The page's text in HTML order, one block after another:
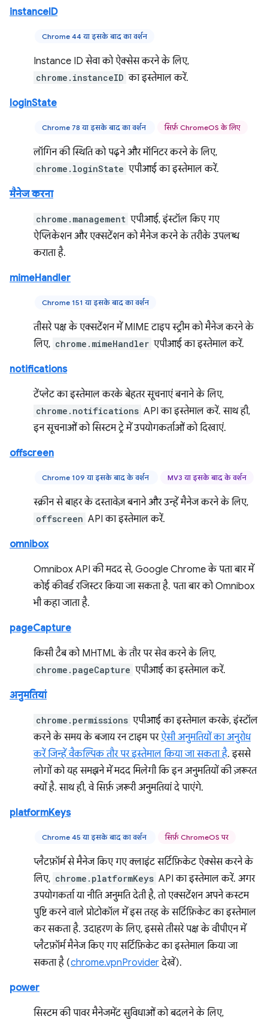
instanceID
Chrome 44 या इसके बाद का वर्शन
Instance ID सेवा को ऐक्सेस करने के लिए,
chrome.instanceID का इस्तेमाल करें.
loginState
Chrome 78 या इसके बाद का वर्शन सिर्फ़ ChromeOS के लिए
लॉगिन की स्थिति को पढ़ने और मॉनिटर करने के लिए,
chrome.loginState एपीआई का इस्तेमाल करें.
मैनेज करना
chrome.management एपीआई, इंस्टॉल किए गए
ऐप्लिकेशन और एक्सटेंशन को मैनेज करने के तरीके उपलब्ध
कराता है.
mimeHandler
Chrome 151 या इसके बाद का वर्शन
तीसरे पक्ष के एक्सटेंशन में MIME टाइप स्ट्रीम को मैनेज करने के
लिए, chrome.mimeHandler एपीआई का इस्तेमाल करें.
notifications
टेंप्लेट का इस्तेमाल करके बेहतर सूचनाएं बनाने के लिए,
chrome.notifications API का इस्तेमाल करें. साथ ही,
इन सूचनाओं को सिस्टम ट्रे में उपयोगकर्ताओं को दिखाएं.
offscreen
Chrome 109 या इसके बाद के वर्शन MV3 या इसके बाद के वर्शन
स्क्रीन से बाहर के दस्तावेज़ बनाने और उन्हें मैनेज करने के लिए,
offscreen API का इस्तेमाल करें.
omnibox
Omnibox API की मदद से, Google Chrome के पता बार में
कोई कीवर्ड रजिस्टर किया जा सकता है. पता बार को Omnibox
भी कहा जाता है.
pageCapture
किसी टैब को MHTML के तौर पर सेव करने के लिए,
chrome.pageCapture एपीआई का इस्तेमाल करें.
अनुमतियां
chrome.permissions एपीआई का इस्तेमाल करके, इंस्टॉल
करने के समय के बजाय रन टाइम परऐसी अनुमतियों का अनुरोध
करें जिन्हें वैकल्पिक तौर पर इस्तेमाल किया जा सकता है. इससे
लोगों को यह समझने में मदद मिलेगी कि इन अनुमतियों की ज़रूरत
क्यों है. साथ ही, वे सिर्फ़ ज़रूरी अनुमतियां दे पाएंगे.
platformKeys
Chrome 45 या इसके बाद का वर्शन सिर्फ़ ChromeOS पर
प्लैटफ़ॉर्म से मैनेज किए गए क्लाइंट सर्टिफ़िकेट ऐक्सेस करने के
लिए, chrome.platformKeys API का इस्तेमाल करें. अगर
उपयोगकर्ता या नीति अनुमति देती है, तो एक्सटेंशन अपने कस्टम
पुष्टि करने वाले प्रोटोकॉल में इस तरह के सर्टिफ़िकेट का इस्तेमाल
कर सकता है. उदाहरण के लिए, इससे तीसरे पक्ष के वीपीएन में
प्लैटफ़ॉर्म मैनेज किए गए सर्टिफ़िकेट का इस्तेमाल किया जा
सकता है (chrome.vpnProviderदेखें).
power
सिस्टम की पावर मैनेजमेंट सुविधाओं को बदलने के लिए,